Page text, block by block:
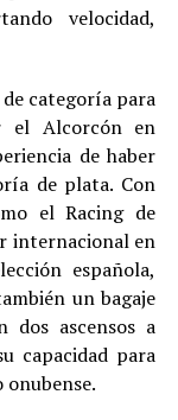
velocidad,
categoría para
el Alcorcón en
de haber
de plata. Con
el Racing de
internacional en
española,
un bagaje
dos ascensos a
capacidad para